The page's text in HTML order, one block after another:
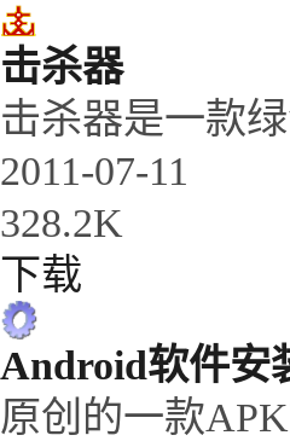
击杀器
击杀器是一款
2011-07-11
328.2K
下载
Android软件安
原创的一款